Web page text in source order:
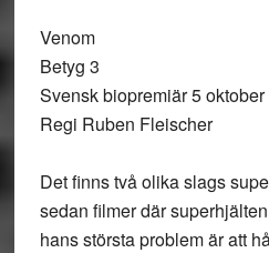
Venom
Betyg 3
Svensk biopremiär 5 oktober
Regi Ruben Fleischer
Det finns två olika slags
sedan filmer där
hans största problem är att